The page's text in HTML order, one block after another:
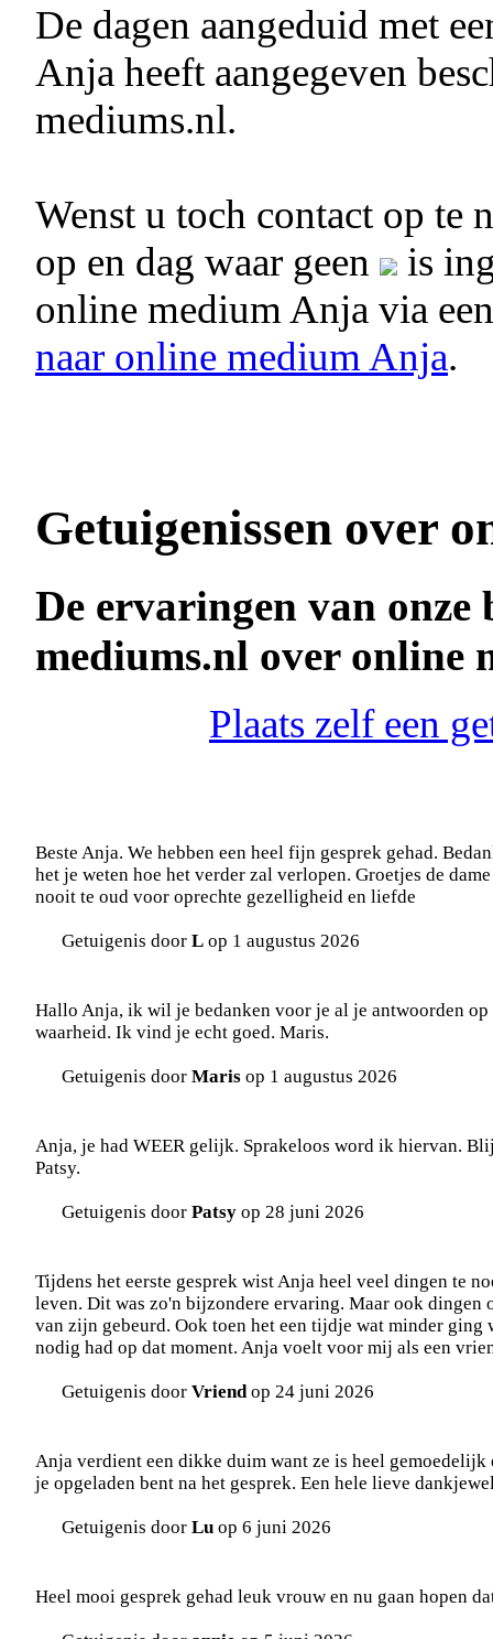
De dagen aangeduid met
Anja heeft aangegeven
mediums.nl.
Wenst u toch contact op te
op en dag waar geen
is
online medium Anja via
naar online medium Anja.
Getuigenissen over
De ervaringen van onze
mediums.nl over online
Plaats zelf een
Beste Anja. We hebben een heel fijn gesprek gehad.
het je weten hoe het verder zal verlopen. Groetjes de
nooit te oud voor oprechte gezelligheid en liefde
Getuigenis door L op 1 augustus 2026
Hallo Anja, ik wil je bedanken voor je al je antwoorden
waarheid. Ik vind je echt goed. Maris.
Getuigenis door Maris op 1 augustus 2026
Anja, je had WEER gelijk. Sprakeloos word ik hiervan.
Patsy.
Getuigenis door Patsy op 28 juni 2026
Tijdens het eerste gesprek wist Anja heel veel dingen te
leven. Dit was zo'n bijzondere ervaring. Maar ook dingen
van zijn gebeurd. Ook toen het een tijdje wat minder
nodig had op dat moment. Anja voelt voor mij als een
Getuigenis door Vriendop 24 juni 2026
Anja verdient een dikke duim want ze is heel
je opgeladen bent na het gesprek. Een hele lieve
Getuigenis door Lu op 6 juni 2026
Heel mooi gesprek gehad leuk vrouw en nu gaan hopen